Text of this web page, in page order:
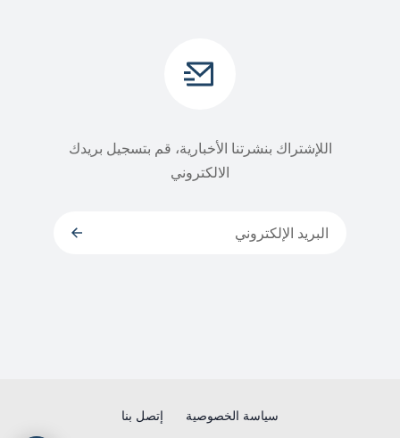
اللإشتراك بنشرتنا الأخبارية، قم بتسجيل بريدك
الالكتروني
سياسة الخصوصية إتصل بنا